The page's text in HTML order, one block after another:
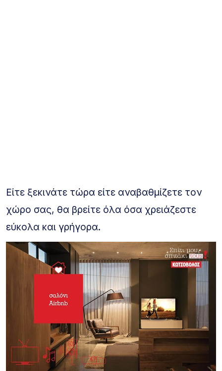
Είτε ξεκινάτε τώρα είτε αναβαθμίζετε τον
χώρο σας, θα βρείτε όλα όσα χρειάζεστε
εύκολα και γρήγορα.